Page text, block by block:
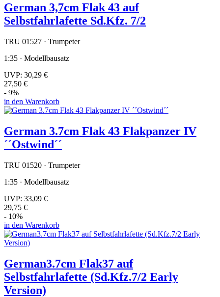
German 3,7cm Flak 43 auf
Selbstfahrlafette Sd.Kfz. 7/2
TRU 01527 · Trumpeter
1:35 · Modellbausatz
UVP: 30,29 €
27,50 €
- 9%
in den Warenkorb
German 3.7cm Flak 43 Flakpanzer IV
´´Ostwind´´
TRU 01520 · Trumpeter
1:35 · Modellbausatz
UVP: 33,09 €
29,75 €
- 10%
in den Warenkorb
German3.7cm Flak37 auf
Selbstfahrlafette (Sd.Kfz.7/2 Early
Version)